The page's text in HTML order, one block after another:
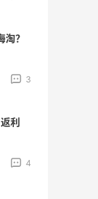
4
1